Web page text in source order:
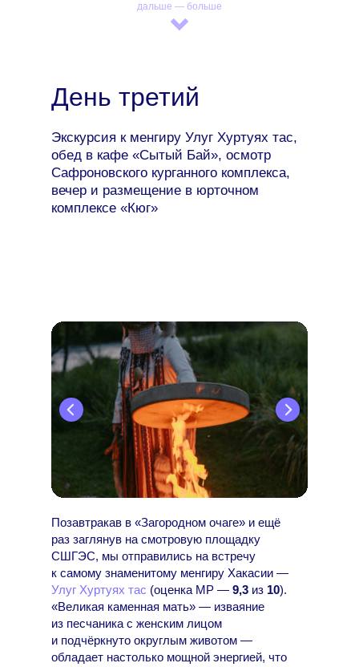
дальше — больше
Экскурсия к менгиру Улуг Хуртуях тас,
обед в кафе «Сытый Бай», осмотр
Сафроновского курганного комплекса,
вечер и размещение в юрточном
комплексе «Кюг»
День третий
Позавтракав в «Загородном очаге» и ещё
раз заглянув на смотровую площадку
СШГЭС, мы отправились на встречу
к самому знаменитому менгиру Хакасии —
Улуг Хуртуях тас (оценка МР — 9,3 из 10).
«Великая каменная мать» — изваяние
из песчаника с женским лицом
и подчёркнуто округлым животом —
обладает настолько мощной энергией, что